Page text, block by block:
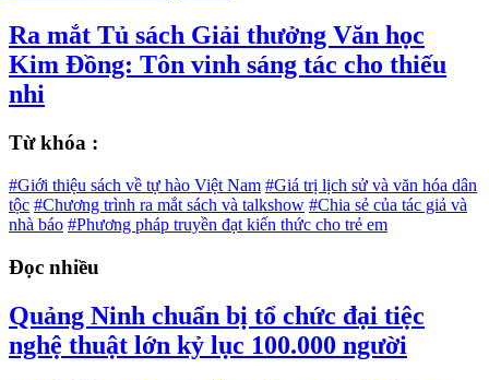
Ra mắt Tủ sách Giải thưởng Văn học
Kim Đồng: Tôn vinh sáng tác cho thiếu
nhi
Từ khóa :
#Giới thiệu sách về tự hào Việt Nam #Giá trị lịch sử và văn hóa dân
tộc #Chương trình ra mắt sách và talkshow #Chia sẻ của tác giả và
nhà báo #Phương pháp truyền đạt kiến thức cho trẻ em
Đọc nhiều
Quảng Ninh chuẩn bị tổ chức đại tiệc
nghệ thuật lớn kỷ lục 100.000 người